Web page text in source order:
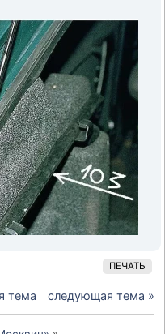
ПЕЧАТЬ
тема следующая тема »